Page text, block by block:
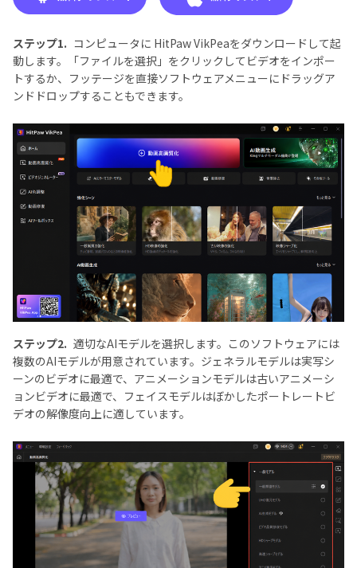
ステップ1. コンピュータに HitPaw VikPeaをダウンロードして起
動します。「ファイルを選択」をクリックしてビデオをインポー
トするか、フッテージを直接ソフトウェアメニューにドラッグア
ンドドロップすることもできます。
ステップ2. 適切なAIモデルを選択します。このソフトウェアには
複数のAIモデルが用意されています。ジェネラルモデルは実写シ
ーンのビデオに最適で、アニメーションモデルは古いアニメーシ
ョンビデオに最適で、フェイスモデルはぼかしたポートレートビ
デオの解像度向上に適しています。